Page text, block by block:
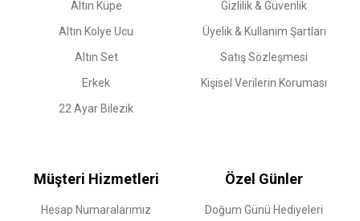
Altın Küpe
Altın Kolye Ucu
Altın Set
Erkek
22 Ayar Bilezik
Gizlilik & Güvenlik
Üyelik & Kullanım Şartları
Satış Sözleşmesi
Kişisel Verilerin Koruması
Müşteri Hizmetleri
Hesap Numaralarımız
Özel Günler
Doğum Günü Hediyeleri